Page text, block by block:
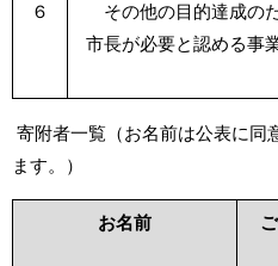
６
その他の目的達成の
市長が必要と認める事
寄附者一覧（お名前は公表に同
ます。）
お名前